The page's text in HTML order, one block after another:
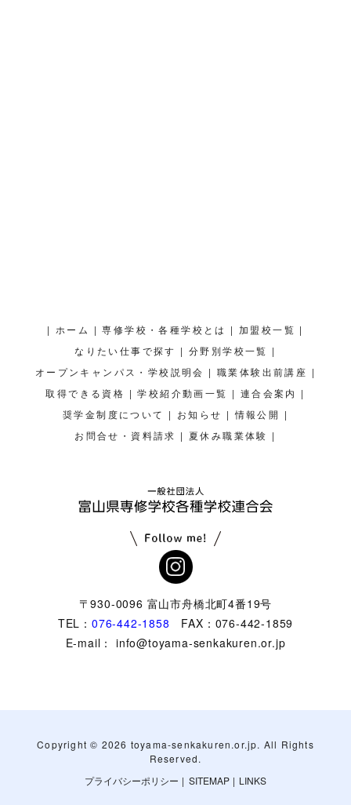
| ホーム |専修学校・各種学校とは | 加盟校一覧 |
なりたい仕事で探す |分野別学校一覧 |
オープンキャンパス・学校説明会 |職業体験出前講座 |
取得できる資格 |学校紹介動画一覧 | 連合会案内 |
奨学金制度について | お知らせ |情報公開 |
お問合せ・資料請求 | 夏休み職業体験 |
〒930-0096 富山市舟橋北町4番19号
TEL： 076-442-1858 FAX：076-442-1859
E-mail： info@toyama-senkakuren.or.jp
Copyright © 2026 toyama-senkakuren.or.jp. All Rights
Reserved.
プライバシーポリシー | SITEMAP| LINKS